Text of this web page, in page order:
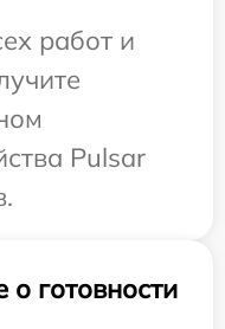
работ и
Pulsar
готовности